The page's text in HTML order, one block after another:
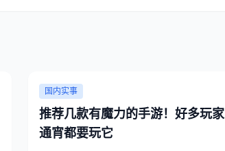
国内实事
推荐几款有魔力的手游！好多玩家
通宵都要玩它